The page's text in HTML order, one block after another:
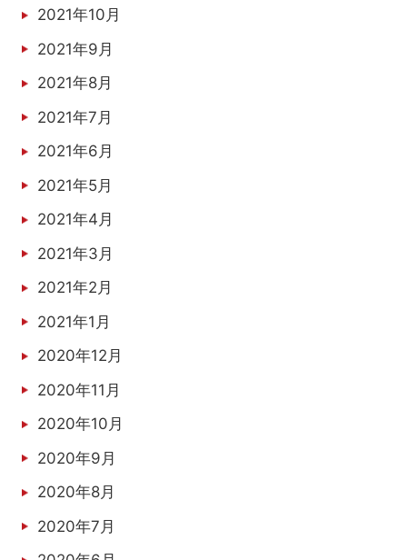
2021年10月
2021年9月
2021年8月
2021年7月
2021年6月
2021年5月
2021年4月
2021年3月
2021年2月
2021年1月
2020年12月
2020年11月
2020年10月
2020年9月
2020年8月
2020年7月